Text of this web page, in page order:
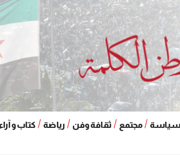
سياسة مجتمع ثقافة وفن رياضة
كتاب و